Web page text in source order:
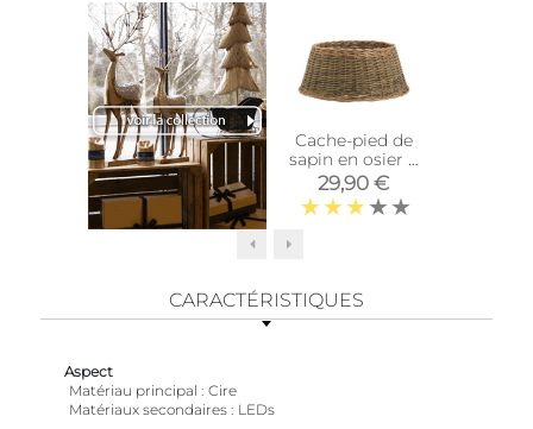
Cache-pied de
sapin en osier 2
tons
29,90 €
CARACTÉRISTIQUES
Aspect
Matériau principal
Cire
Matériaux secondaires
LEDs